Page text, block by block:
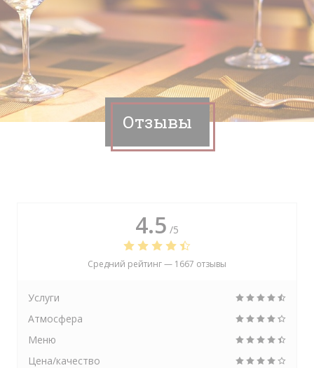
Отзывы
4.5 /5
Средний рейтинг — 1667 отзывы
Услуги
Атмосфера
Меню
Цена/качество